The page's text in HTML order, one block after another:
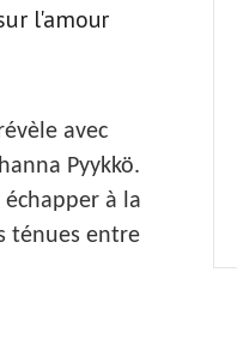
l'amour
avec
Pyykkö.
à la
ténues entre